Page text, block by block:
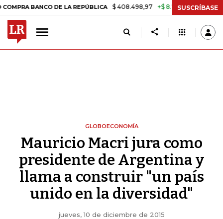
BANCO DE LA REPÚBLICA $ 408.498,97 +$ 8.753,81 +2,19% TASA
SUSCRÍBASE
GLOBOECONOMÍA
Mauricio Macri jura como
presidente de Argentina y
llama a construir "un país
unido en la diversidad"
jueves, 10 de diciembre de 2015